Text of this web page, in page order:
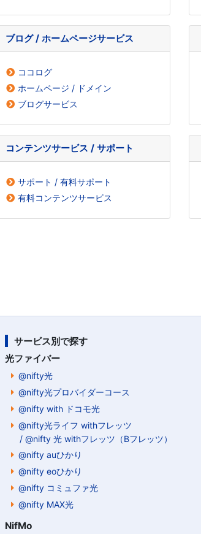
ブログ / ホームページサービス
ココログ
ホームページ / ドメイン
ブログサービス
コンテンツサービス / サポート
サポート / 有料サポート
有料コンテンツサービス
サービス別で探す
光ファイバー
@nifty光
@nifty光プロバイダーコース
@nifty with ドコモ光
@nifty光ライフ withフレッツ
/ @nifty 光 withフレッツ（Bフレッツ）
@nifty auひかり
@nifty eoひかり
@nifty コミュファ光
@nifty MAX光
NifMo